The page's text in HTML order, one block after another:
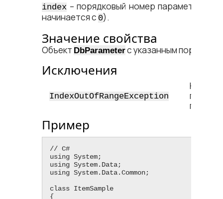
index – порядковый номер параметра в
начинается с 0).
Значение свойства
Объект DbParameterс указанным
Исключения
IndexOutOfRangeException
Пример
// C#
using System;
using System.Data;
using System.Data.Common;
class ItemSample
{